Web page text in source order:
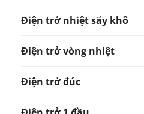
Điện trở nhiệt sấy khô
Điện trở vòng nhiệt
Điện trở đúc